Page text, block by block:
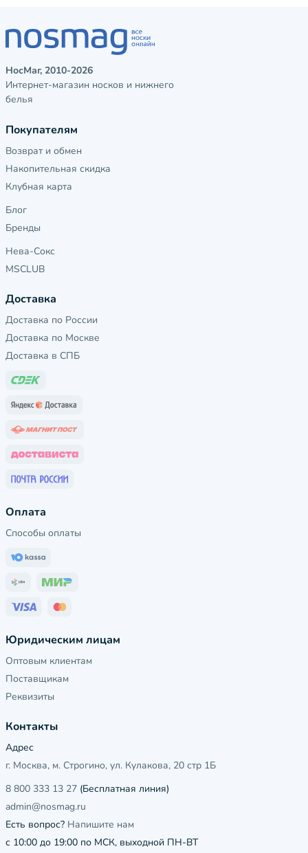
НосМаг, 2010-2026
Интернет-магазин носков и нижнего
белья
Покупателям
Возврат и обмен
Накопительная скидка
Клубная карта
Блог
Бренды
Нева-Сокс
MSCLUB
Доставка
Доставка по России
Доставка по Москве
Доставка в СПБ
Оплата
Способы оплаты
Юридическим лицам
Оптовым клиентам
Поставщикам
Реквизиты
Контакты
Адрес
г. Москва, м. Строгино, ул. Кулакова, 20 стр 1Б
8 800 333 13 27 (Бесплатная линия)
admin@nosmag.ru
Есть вопрос? Напишите нам
с 10:00 до 19:00 по МСК, выходной ПН-ВТ